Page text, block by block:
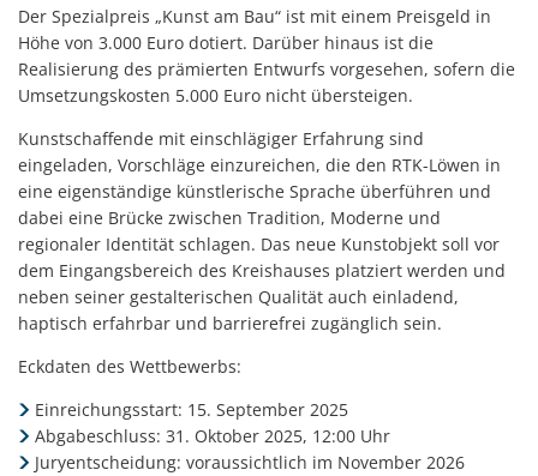
Der Spezialpreis „Kunst am Bau“ ist mit einem Preisgeld in
Höhe von 3.000 Euro dotiert. Darüber hinaus ist die
Realisierung des prämierten Entwurfs vorgesehen, sofern die
Umsetzungskosten 5.000 Euro nicht übersteigen.
Kunstschaffende mit einschlägiger Erfahrung sind
eingeladen, Vorschläge einzureichen, die den RTK-Löwen in
eine eigenständige künstlerische Sprache überführen und
dabei eine Brücke zwischen Tradition, Moderne und
regionaler Identität schlagen. Das neue Kunstobjekt soll vor
dem Eingangsbereich des Kreishauses platziert werden und
neben seiner gestalterischen Qualität auch einladend,
haptisch erfahrbar und barrierefrei zugänglich sein.
Eckdaten des Wettbewerbs:
Einreichungsstart: 15. September 2025
Abgabeschluss: 31. Oktober 2025, 12:00 Uhr
Juryentscheidung: voraussichtlich im November 2026